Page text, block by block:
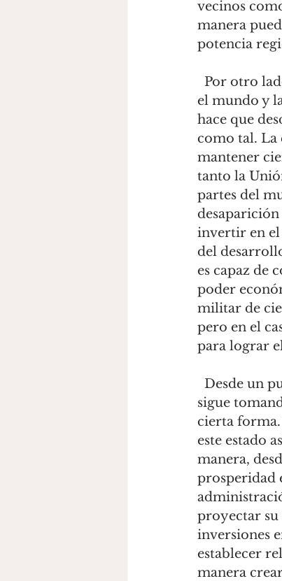
vecinos
manera
potencia
el mundo y
hace que
como tal. La
mantener
tanto la
partes del
desaparición
invertir en el
del
es capaz de
poder
militar de
pero en el
para lograr
sigue
cierta
este estado
manera,
prosperidad
proyectar su
inversiones
establecer
manera